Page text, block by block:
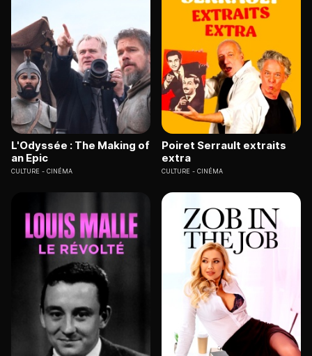
L'Odyssée : The Making of
an Epic
CULTURE CINÉMA
Poiret Serrault extraits
extra
CULTURE CINÉMA